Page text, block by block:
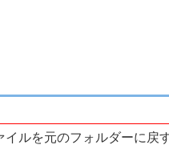
ルを元のフォルダーに